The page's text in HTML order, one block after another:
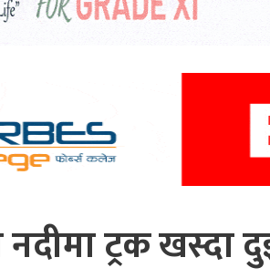
नदीमा ट्रक खस्दा